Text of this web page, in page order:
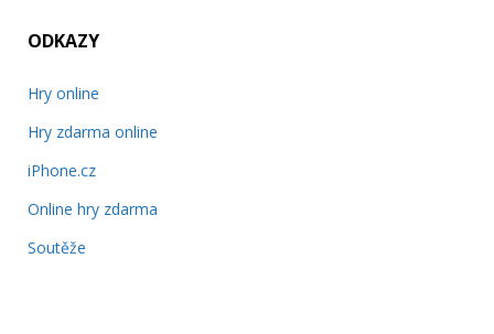
ODKAZY
Hry online
Hry zdarma online
iPhone.cz
Online hry zdarma
Soutěže